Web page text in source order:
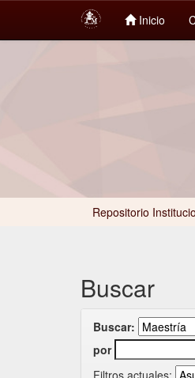
Inicio
Repositorio
Buscar
Buscar:
por
Filtros actuales: